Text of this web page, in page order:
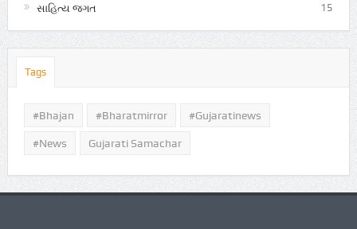
સાહિત્ય જગત 15
Tags
#Bhajan #bharatmirror #gujaratinews
#news Gujarati Samachar